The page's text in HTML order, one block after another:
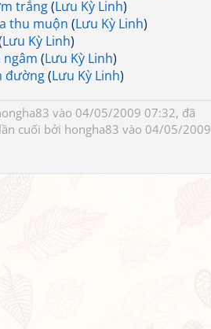
trắng(Lưu Kỳ Linh)
thu muộn (Lưu Kỳ Linh)
Lưu Kỳ Linh)
ngâm (Lưu Kỳ Linh)
đường(Lưu Kỳ Linh)
vào 04/05/2009 07:32, đã
cuối bởi hongha83 vào 04/05/2009